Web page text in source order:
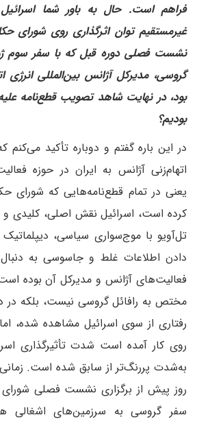
فراهم است. حال به باور شما
غیرمستقیم توان اثرگذاری روی شورای
گروسی، مدیرکل آژانس بین‌المللی انرژی
بود، در نهایت شاهد تصویب قطع‌نامه
بودیم؟
در این باره گفتم و دوباره تأکید می‌کنم
اتهام‌زنی آژانس به ایران در حوزه
یعنی در تمام قطع‌نامه‌هایی که شورای
کرده است، اسرائیل نقش اصلی، کلیدی
تل‌آویو با موج‌سواری سیاسی،
دادن اطلاعات غلط و جاسوسی به
فعالیت‌های آژانس و مدیر‌کل آن بوده
مختص به رافائل گروسی نیست، بلکه در
رفتاری از سوی اسرائیل مشاهده شده،
روی کار آمده است شدت تأثیرگذاری
به‌شدت پررنگ‌تر از سابق شده است.
روز پیش از برگزاری نشست فصلی
سفر گروسی به سرزمین‌های اشغالی